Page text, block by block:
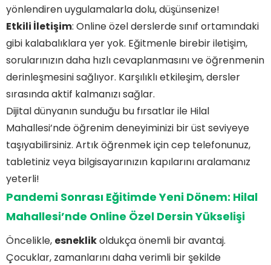
yönlendiren uygulamalarla dolu, düşünsenize!
Etkili İletişim: Online özel derslerde sınıf ortamındaki
gibi kalabalıklara yer yok. Eğitmenle birebir iletişim,
sorularınızın daha hızlı cevaplanmasını ve öğrenmenin
derinleşmesini sağlıyor. Karşılıklı etkileşim, dersler
sırasında aktif kalmanızı sağlar.
Dijital dünyanın sunduğu bu fırsatlar ile Hilal
Mahallesi’nde öğrenim deneyiminizi bir üst seviyeye
taşıyabilirsiniz. Artık öğrenmek için cep telefonunuz,
tabletiniz veya bilgisayarınızın kapılarını aralamanız
yeterli!
Pandemi Sonrası Eğitimde Yeni Dönem: Hilal
Mahallesi’nde Online Özel Dersin Yükselişi
Öncelikle, esneklikoldukça önemli bir avantaj.
Çocuklar, zamanlarını daha verimli bir şekilde